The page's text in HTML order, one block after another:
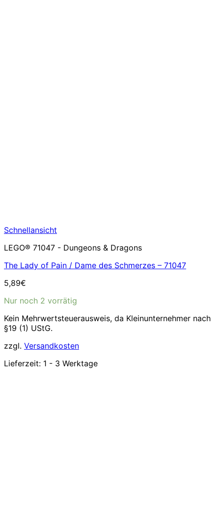
Schnellansicht
LEGO® 71047 - Dungeons & Dragons
The Lady of Pain / Dame des Schmerzes – 71047
5,89€
Nur noch 2 vorrätig
Kein Mehrwertsteuerausweis, da Kleinunternehmer nach
§19 (1) UStG.
zzgl. Versandkosten
Lieferzeit: 1 - 3 Werktage